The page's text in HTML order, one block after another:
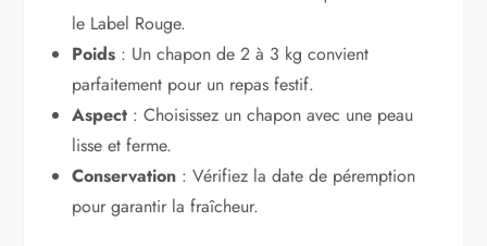
le Label Rouge.
Poids : Un chapon de 2 à 3 kg convient
parfaitement pour un repas festif.
Aspect : Choisissez un chapon avec une peau
lisse et ferme.
Conservation : Vérifiez la date de péremption
pour garantir la fraîcheur.